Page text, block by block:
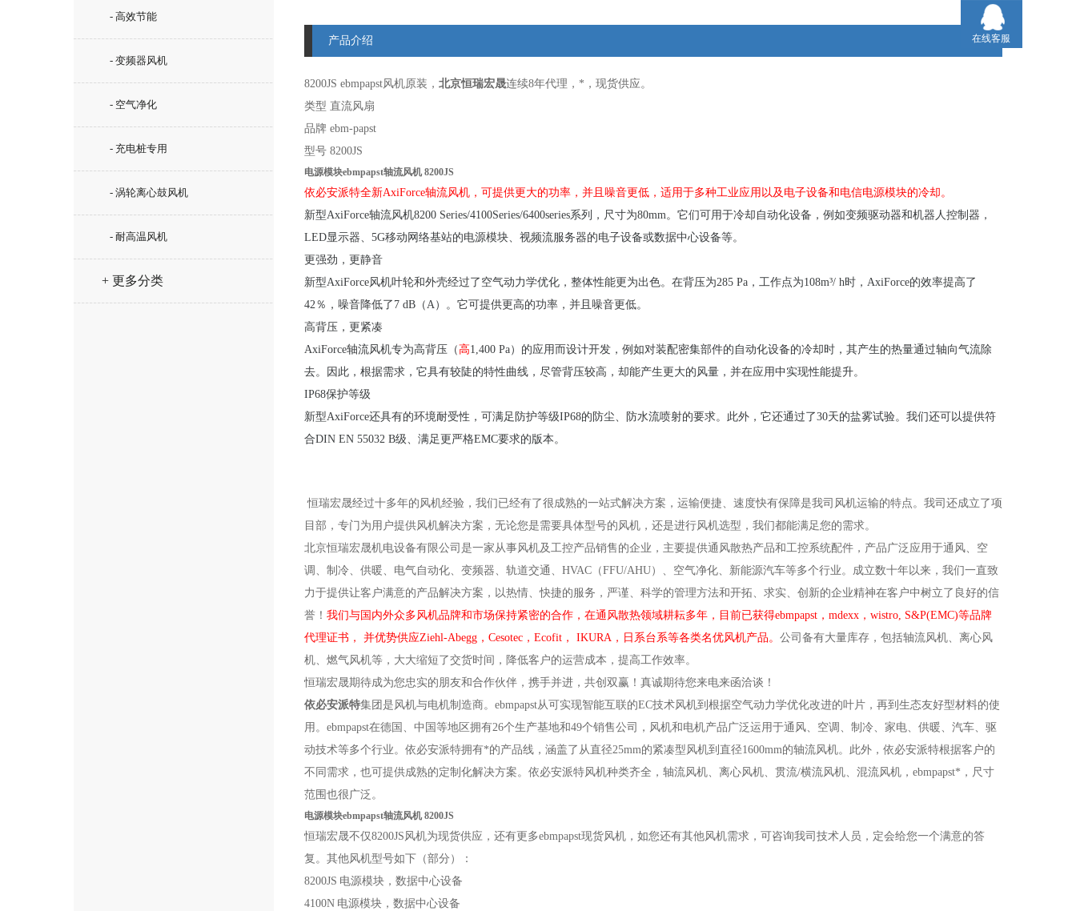
- 高效节能
- 变频器风机
- 空气净化
- 充电桩专用
- 涡轮离心鼓风机
- 耐高温风机
+ 更多分类
产品介绍
8200JS ebmpapst风机原装 ， 北京恒瑞宏晟连续8年代理，*，现货供应。
类型 直流风扇
品牌 ebm-papst
型号 8200JS
电源模块ebmpapst轴流风机 8200JS
依必安派特全新AxiForce轴流风机，可提供更大的功率，并且噪音更低，适用于多种工业应用以及电子设备和电信电源模块的冷却。
新型AxiForce轴流风机8200 Series/4100Series/6400series系列，尺寸为80mm。它们可用于冷却自动化设备，例如变频驱动器和机器人控制器，
LED显示器、5G移动网络基站的电源模块、视频流服务器的电子设备或数据中心设备等。
更强劲，更静音
新型AxiForce风机叶轮和外壳经过了空气动力学优化，整体性能更为出色。在背压为285 Pa，工作点为108m³/ h时，AxiForce的效率提高了
42％，噪音降低了7 dB（A）。它可提供更高的功率，并且噪音更低。
高背压，更紧凑
AxiForce轴流风机专为高背压（高1,400 Pa）的应用而设计开发，例如对装配密集部件的自动化设备的冷却时，其产生的热量通过轴向气流除
去。因此，根据需求，它具有较陡的特性曲线，尽管背压较高，却能产生更大的风量，并在应用中实现性能提升。
IP68保护等级
新型AxiForce还具有的环境耐受性，可满足防护等级IP68的防尘、防水流喷射的要求。此外，它还通过了30天的盐雾试验。我们还可以提供符
合DIN EN 55032 B级、满足更严格EMC要求的版本。
恒瑞宏晟经过十多年的风机经验，我们已经有了很成熟的一站式解决方案，运输便捷、速度快有保障是我司风机运输的特点。我司还成立了项
目部，专门为用户提供风机解决方案，无论您是需要具体型号的风机，还是进行风机选型，我们都能满足您的需求。
北京恒瑞宏晟机电设备有限公司是一家从事风机及工控产品销售的企业，主要提供通风散热产品和工控系统配件，产品广泛应用于通风、空
调、制冷、供暖、电气自动化、变频器、轨道交通、HVAC（FFU/AHU）、空气净化、新能源汽车等多个行业。成立数十年以来，我们一直致
力于提供让客户满意的产品解决方案，以热情、快捷的服务，严谨、科学的管理方法和开拓、求实、创新的企业精神在客户中树立了良好的信
誉！ 我们与国内外众多风机品牌和市场保持紧密的合作，在通风散热领域耕耘多年，目前已获得ebmpapst，mdexx，wistro, S&P(EMC)等品牌
代理证书， 并优势供应Ziehl-Abegg，Cesotec，Ecofit， IKURA，日系台系等各类名优风机产品。 公司备有大量库存，包括轴流风机、离心风
机、燃气风机等，大大缩短了交货时间，降低客户的运营成本，提高工作效率。
恒瑞宏晟期待成为您忠实的朋友和合作伙伴，携手并进，共创双赢！真诚期待您来电来函洽谈！
依必安派特集团是 风机与电机制造商。 ebmpapst从可实现智能互联的EC技术风机到根据空气动力学优化改进的叶片，再到生态友好型材料的使
用。 ebmpapst在德国、中国等地区拥有26个生产基地和49个销售公司，风机和电机产品广泛运用于通风、空调、制冷、家电、供暖、汽车、驱
动技术等多个行业。 依必安派特拥有*的产品线，涵盖了从直径25mm的紧凑型风机到直径1600mm的轴流风机。此外，依必安派特根据客户的
不同需求，也可提供成熟的定制化解决方案。 依必安派特风机种类齐全，轴流风机、离心风机、贯流/横流风机、混流风机，ebmpapst*，尺寸
范围也很广泛。
电源模块ebmpapst轴流风机 8200JS
恒瑞宏晟不仅8200JS风机为现货供应，还有更多ebmpapst现货风机，如您还有其他风机需求，可咨询我司技术人员，定会给您一个满意的答
复。其他风机型号如下（部分）：
8200JS 电源模块，数据中心设备
4100N 电源模块，数据中心设备
在线客服